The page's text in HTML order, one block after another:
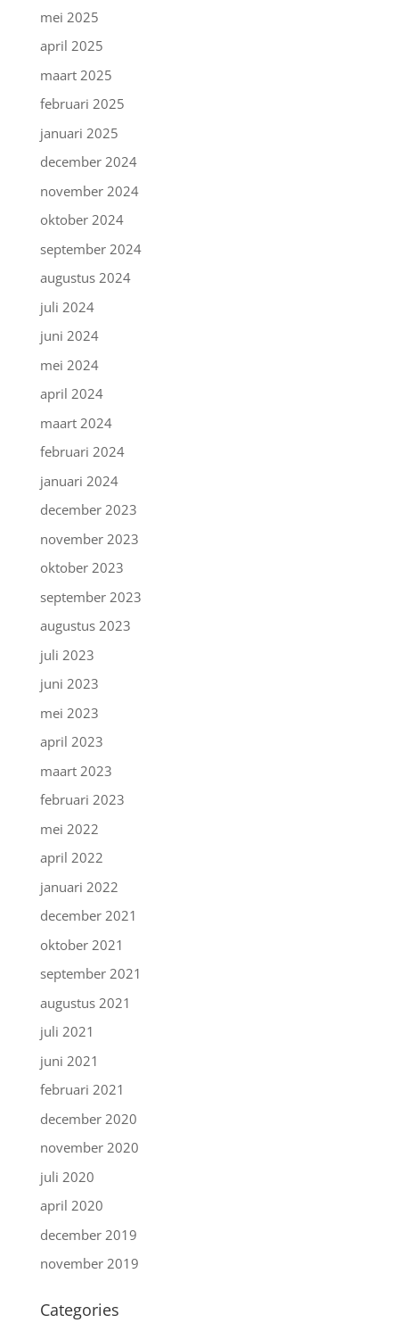
mei 2025
april 2025
maart 2025
februari 2025
januari 2025
december 2024
november 2024
oktober 2024
september 2024
augustus 2024
juli 2024
juni 2024
mei 2024
april 2024
maart 2024
februari 2024
januari 2024
december 2023
november 2023
oktober 2023
september 2023
augustus 2023
juli 2023
juni 2023
mei 2023
april 2023
maart 2023
februari 2023
mei 2022
april 2022
januari 2022
december 2021
oktober 2021
september 2021
augustus 2021
juli 2021
juni 2021
februari 2021
december 2020
november 2020
juli 2020
april 2020
december 2019
november 2019
Categories